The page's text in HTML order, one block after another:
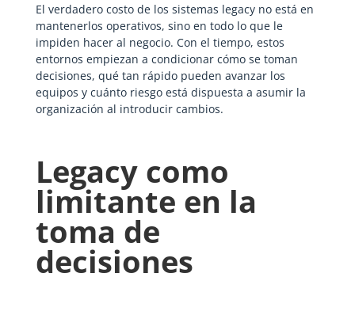
El verdadero costo de los sistemas legacy no está en
mantenerlos operativos, sino en todo lo que le
impiden hacer al negocio. Con el tiempo, estos
entornos empiezan a condicionar cómo se toman
decisiones, qué tan rápido pueden avanzar los
equipos y cuánto riesgo está dispuesta a asumir la
organización al introducir cambios.
Legacy como
limitante en la
toma de
decisiones